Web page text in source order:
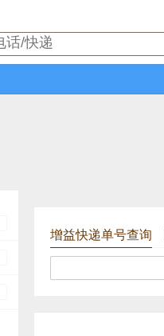
增益快递单号查询